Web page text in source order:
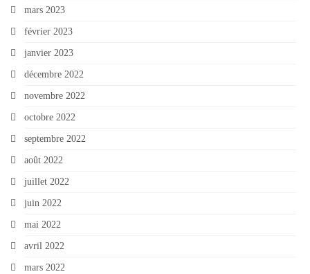
mars 2023
février 2023
janvier 2023
décembre 2022
novembre 2022
octobre 2022
septembre 2022
août 2022
juillet 2022
juin 2022
mai 2022
avril 2022
mars 2022